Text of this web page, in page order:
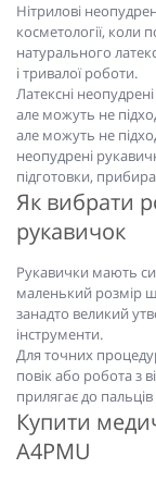
Нітрилові
косметології, коли
натурального
і тривалої роботи.
Латексні
але можуть не
але можуть не
неопудрені
підготовки,
Як вибрати
рукавичок
Рукавички мають
маленький розмір
занадто великий
інструменти.
Для точних
повік або робота з
прилягає до пальців
Купити
A4PMU